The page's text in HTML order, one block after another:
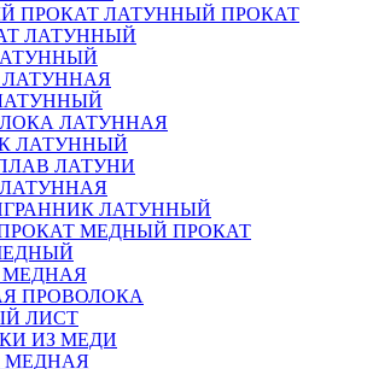
ЛАТУННЫЙ ПРОКАТ
ЛАТУННЫЙ
ЛАТУННАЯ
ЛАТУННАЯ
ЛАТУННЫЙ
ЛАТУНИ
ЛАТУННЫЙ
МЕДНЫЙ ПРОКАТ
МЕДНАЯ
ПРОВОЛОКА
ЛИСТ
ИЗ МЕДИ
МЕДНАЯ